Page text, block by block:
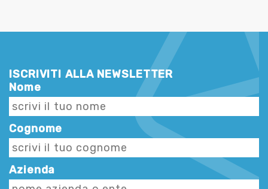
ISCRIVITI ALLA NEWSLETTER
Nome
Cognome
Azienda